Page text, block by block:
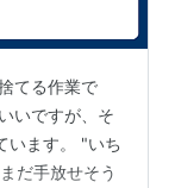
てる作業で
いですが、そ
います。 "いち
だ手放せそう